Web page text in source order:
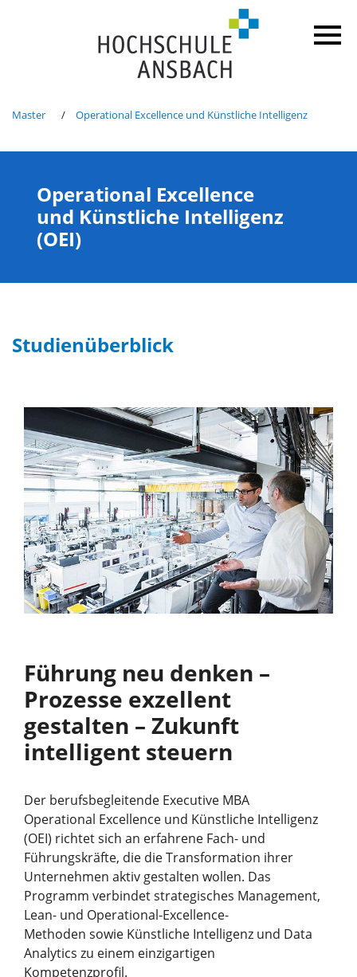
Master Operational Excellence und Künstliche Intelligenz
Operational Excellence
und Künstliche Intelligenz
(OEI)
Studienüberblick
Führung neu denken –
Prozesse exzellent
gestalten – Zukunft
intelligent steuern
Der berufsbegleitende Executive MBA
Operational Excellence und Künstliche Intelligenz
(OEI) richtet sich an erfahrene Fach- und
Führungskräfte, die die Transformation ihrer
Unternehmen aktiv gestalten wollen. Das
Programm verbindet strategisches Management,
Lean- und Operational-Excellence-
Methoden sowie Künstliche Intelligenz und Data
Analytics zu einem einzigartigen
Kompetenzprofil.